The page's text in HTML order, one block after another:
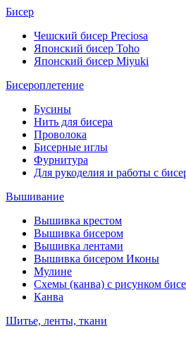
Бисер
Чешский бисер Preciosa
Японский бисер Toho
Японский бисер Miyuki
Бисероплетение
Бусины
Нить для бисера
Проволока
Бисерные иглы
Фурнитура
Для рукоделия и работы с
Вышивание
Вышивка крестом
Вышивка бисером
Вышивка лентами
Вышивка бисером Иконы
Мулине
Схемы (канва) с рисунком
Канва
Шитье, ленты, ткани